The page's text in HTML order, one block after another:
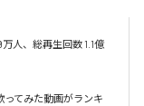
人、総再生回数 1.1億
ってみた動画がランキ